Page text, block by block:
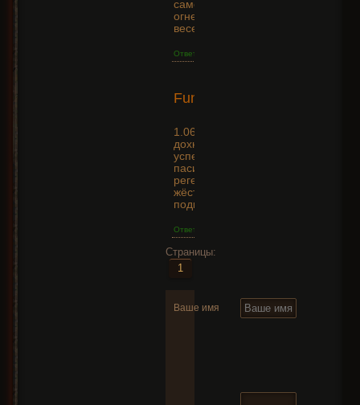
самонаводящиеся
огненные -
веселье а не игра
Ответить
Funeral_YAR
1.06 зомби рулят, не
дохнут, убивают босов, не
успеваю сам кинуть (все
пасивки на зомби + аура
реген здоровья) если
жёсткий замес
подкидываю скелетов
Ответить
Страницы:
1
Ваше имя